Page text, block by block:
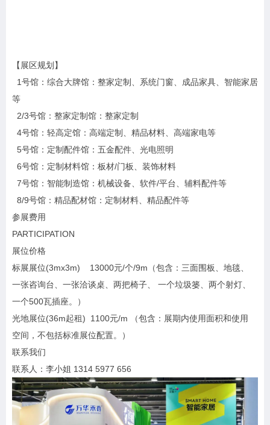
【展区规划】
1号馆：综合大牌馆：整家定制、系统门窗、成品家具、智能家居
等
2/3号馆：整家定制馆：整家定制
4号馆：轻高定馆：高端定制、精品材料、高端家电等
5号馆：定制配件馆：五金配件、光电照明
6号馆：定制材料馆：板材/门板、装饰材料
7号馆：智能制造馆：机械设备、软件/平台、辅料配件等
8/9号馆：精品配材馆：定制材料、精品配件等
参展费用
PARTICIPATION
展位价格
标展展位(3mx3m) 13000元/个/9m（包含：三面围板、地毯、
一张咨询台、一张洽谈桌、两把椅子、 一个垃圾篓、两个射灯、
一个500瓦插座。）
光地展位(36m起租) 1100元/m （包含：展期内使用面积和使用
空间，不包括标准展位配置。）
联系我们
联系人：李小姐 1314 5977 656